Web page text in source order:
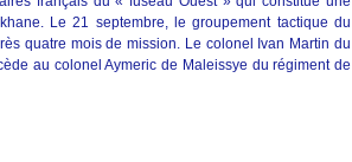
Le 21 septembre, le groupement tactique du
quatre mois de mission. Le colonel Ivan Martin du
au colonel Aymeric de Maleissye du régiment de